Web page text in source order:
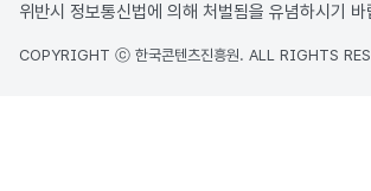
위반시 정보통신법에 의해 처벌됨을 유념하시기 바
COPYRIGHT ⓒ 한국콘텐츠진흥원. ALL RIGHTS